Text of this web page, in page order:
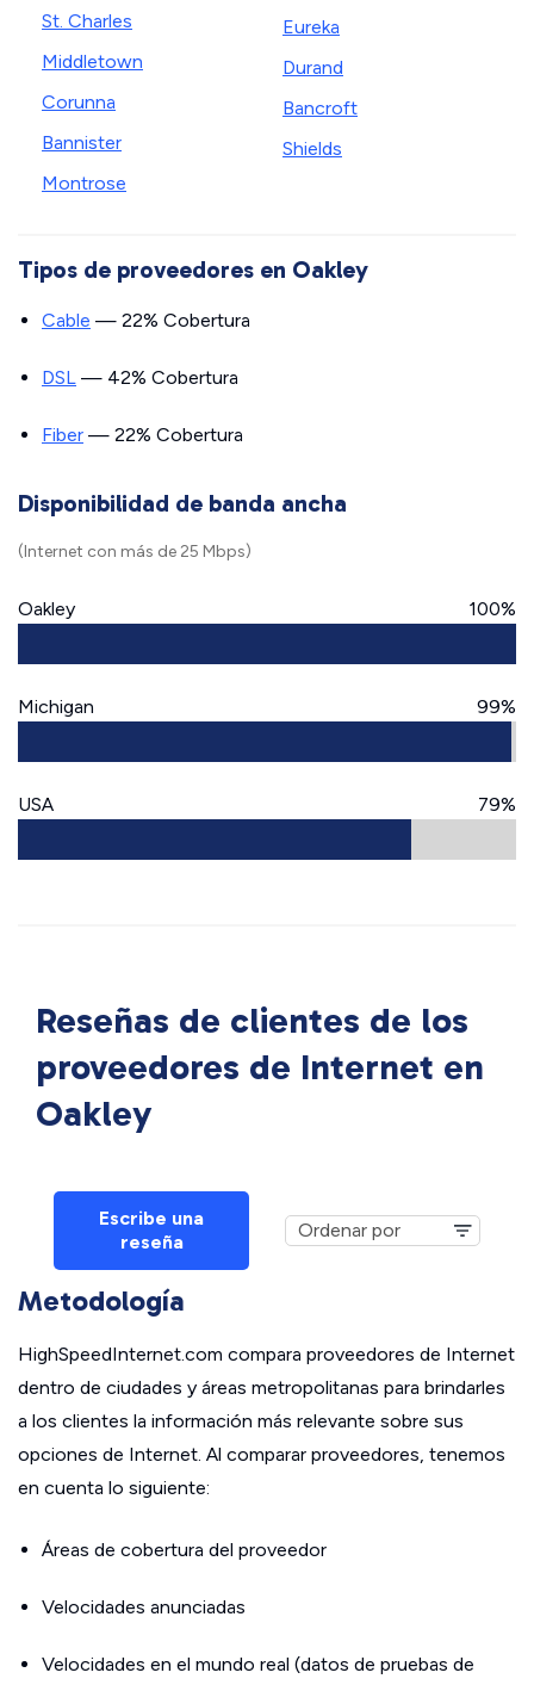
St. Charles
Middletown
Corunna
Bannister
Montrose
Eureka
Durand
Bancroft
Shields
Tipos de proveedores en Oakley
Cable — 22% Cobertura
DSL — 42% Cobertura
Fiber — 22% Cobertura
Disponibilidad de banda ancha
(Internet con más de 25 Mbps)
Oakley 100%
Michigan 99%
USA 79%
Reseñas de clientes de los
proveedores de Internet en
Oakley
Escribe una
reseña
Metodología
HighSpeedInternet.com compara proveedores de Internet
dentro de ciudades y áreas metropolitanas para brindarles
a los clientes la información más relevante sobre sus
opciones de Internet. Al comparar proveedores, tenemos
en cuenta lo siguiente:
Áreas de cobertura del proveedor
Velocidades anunciadas
Velocidades en el mundo real (datos de pruebas de